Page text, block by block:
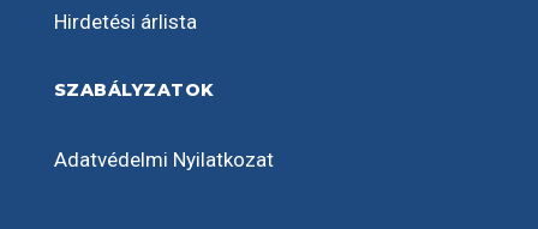
Hirdetési árlista
SZABÁLYZATOK
Adatvédelmi Nyilatkozat